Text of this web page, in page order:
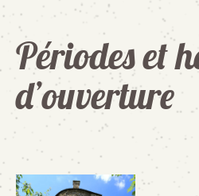
Périodes et
d’ouverture